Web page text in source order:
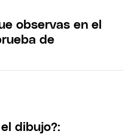
observas en el
de
dibujo?: